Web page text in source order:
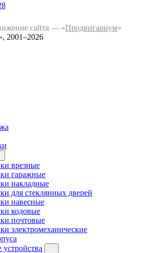
сайта — «Продвигариум»
врезные
гаражные
накладные
для стеклянных дверей
навесные
кодовые
почтовые
электромеханические